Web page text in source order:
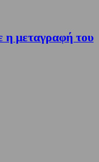
η μεταγραφή του